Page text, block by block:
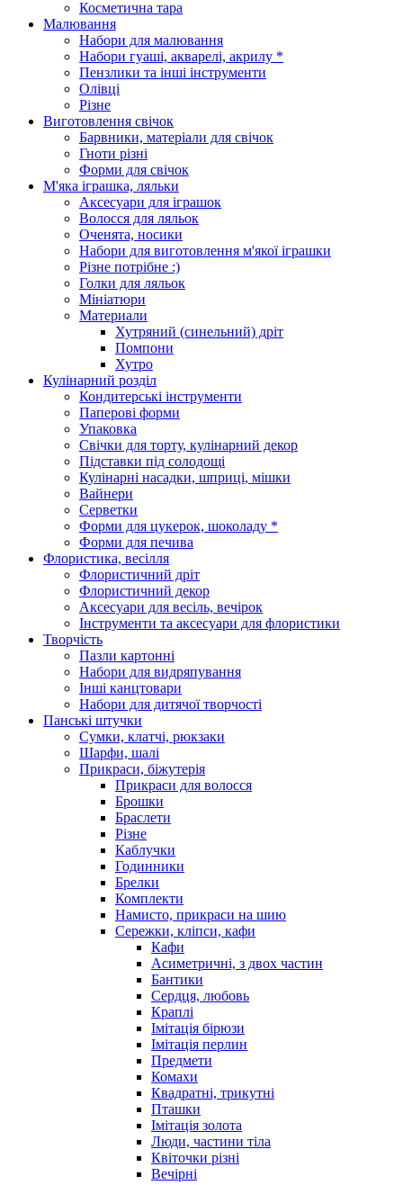
Косметична тара
Малювання
Набори для малювання
Набори гуаші, акварелі, акрилу *
Пензлики та інші інструменти
Олівці
Різне
Виготовлення свічок
Барвники, матеріали для свічок
Гноти різні
Форми для свічок
М'яка іграшка, ляльки
Аксесуари для іграшок
Волосся для ляльок
Оченята, носики
Набори для виготовлення м'якої іграшки
Різне потрібне :)
Голки для ляльок
Мініатюри
Материали
Хутряний (синельний) дріт
Помпони
Хутро
Кулінарний розділ
Кондитерські інструменти
Паперові форми
Упаковка
Свічки для торту, кулінарний декор
Підставки під солодощі
Кулінарні насадки, шприці, мішки
Вайнери
Серветки
Форми для цукерок, шоколаду *
Форми для печива
Флористика, весілля
Флористичний дріт
Флористичний декор
Аксесуари для весіль, вечірок
Інструменти та аксесуари для флористики
Творчість
Пазли картонні
Набори для видряпування
Інші канцтовари
Набори для дитячої творчості
Панські штучки
Сумки, клатчі, рюкзаки
Шарфи, шалі
Прикраси, біжутерія
Прикраси для волосся
Брошки
Браслети
Різне
Каблучки
Годинники
Брелки
Комплекти
Намисто, прикраси на шию
Сережки, кліпси, кафи
Кафи
Асиметричні, з двох частин
Бантики
Сердця, любовь
Краплі
Імітація бірюзи
Імітація перлин
Предмети
Комахи
Квадратні, трикутні
Пташки
Імітація золота
Люди, частини тіла
Квіточки різні
Вечірні